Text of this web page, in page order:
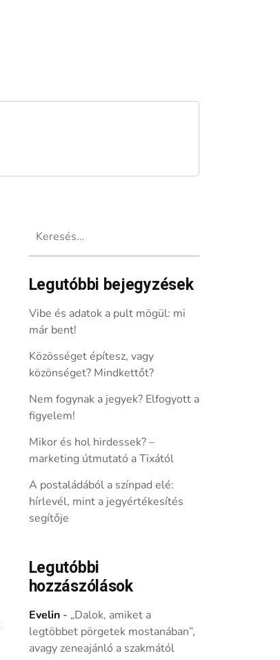
Legutóbbi bejegyzések
Vibe és adatok a pult mögül: mi
már bent!
Közösséget építesz, vagy
közönséget? Mindkettőt?
Nem fogynak a jegyek? Elfogyott a
figyelem!
Mikor és hol hirdessek? –
marketing útmutató a Tixától
A postaládából a színpad elé:
hírlevél, mint a jegyértékesítés
segítője
Legutóbbi
hozzászólások
Evelin- „Dalok, amiket a
legtöbbet pörgetek mostanában”,
avagy zeneajánló a szakmától